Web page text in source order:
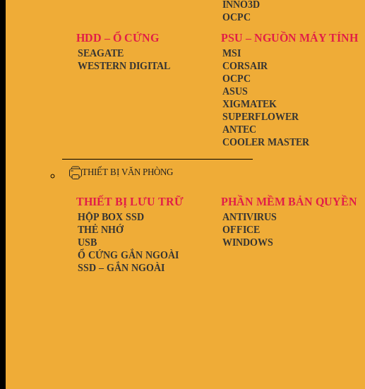
OCPC
INNO3D
HDD – Ổ CỨNG
WESTERN DIGITAL
SEAGATE
PSU – NGUỒN MÁY TÍNH
COOLER MASTER
ANTEC
SUPERFLOWER
XIGMATEK
ASUS
OCPC
CORSAIR
MSI
THIẾT BỊ VĂN PHÒNG
THIẾT BỊ LƯU TRỮ
SSD – GẮN NGOÀI
Ổ CỨNG GẮN NGOÀI
USB
THẺ NHỚ
HỘP BOX SSD
PHẦN MỀM BẢN QUYỀN
WINDOWS
OFFICE
ANTIVIRUS